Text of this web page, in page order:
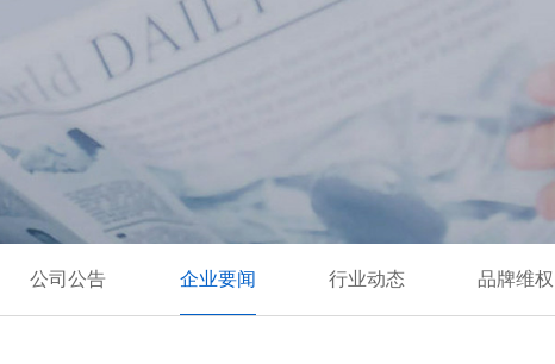
公司公告 企业要闻 行业动态 品牌维权